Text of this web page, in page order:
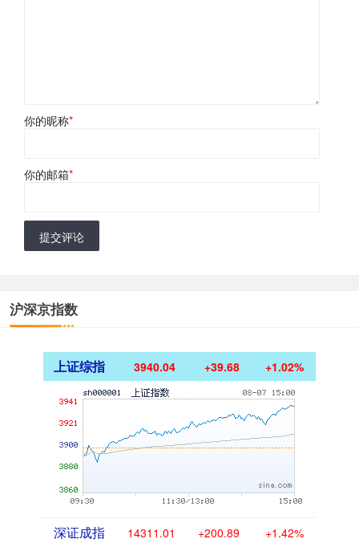
你的昵称*
你的邮箱*
提交评论
沪深京指数
上证综指 3940.04 +39.68 +1.02%
深证成指 14311.01 +200.89 +1.42%